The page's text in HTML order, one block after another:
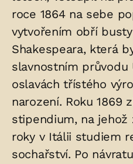
roce 1864 na sebe
vytvořením obří
Shakespeara, která
slavnostním průvodu
oslavách třístého
narození. Roku 1869
stipendium, na
roky v Itálii studiem
sochařství. Po